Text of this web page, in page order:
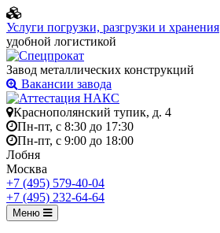
Услуги погрузки, разгрузки и хранения
удобной логистикой
Завод металлических конструкций
Вакансии завода
Краснополянский тупик, д. 4
Пн-пт, с 8:30 до 17:30
Пн-пт, с 9:00 до 18:00
Лобня
Москва
+7 (495) 579-40-04
+7 (495) 232-64-64
Меню